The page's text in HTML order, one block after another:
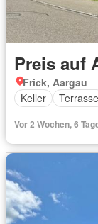
Preis auf
Frick, Aargau
Keller
Terrasse
Vor 2 Wochen, 6